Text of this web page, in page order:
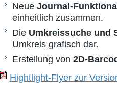
Neue Journal-
einheitlich zusammen.
Die Umkreissuche und
Umkreis grafisch dar.
Erstellung von 2D-
Hightlight-Flyer zur